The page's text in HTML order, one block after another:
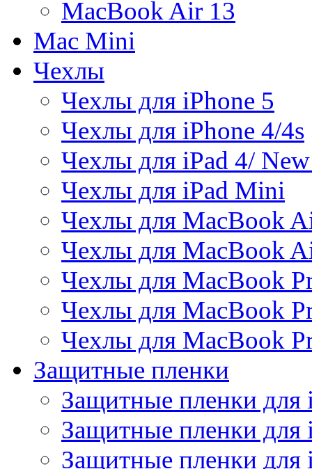
MacBook Air 13
Mac Mini
Чехлы
Чехлы для iPhone 5
Чехлы для iPhone 4/4s
Чехлы для iPad 4/
Чехлы для iPad Mini
Чехлы для MacBook
Чехлы для MacBook
Чехлы для MacBook
Чехлы для MacBook
Чехлы для MacBook
Защитные пленки
Защитные пленки для
Защитные пленки для
Защитные пленки для